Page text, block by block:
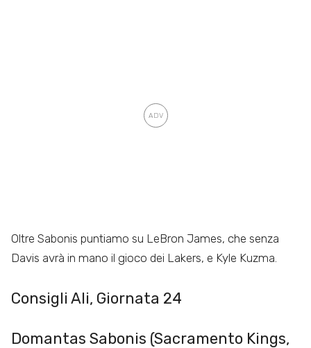
Oltre Sabonis puntiamo su LeBron James, che senza
Davis avrà in mano il gioco dei Lakers, e Kyle Kuzma.
Consigli Ali, Giornata 24
Domantas Sabonis (Sacramento Kings,